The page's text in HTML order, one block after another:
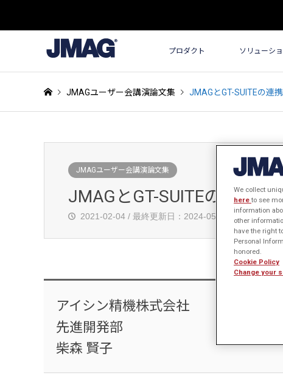
プロダクト ソリューシ
JMAGユーザー会講演論文集 JMAGとGT-SUITEの連
JMAGユーザー会講演論文集
JMAGとGT-SUITEの連携
2021-02-04 / 最終更新日：2024-05-01 発表
アイシン精機株式会社
先進開発部
柴森 賢子
We collect
hereto see
information
other
have the right
Personal
honored.
Cookie Policy
Change your